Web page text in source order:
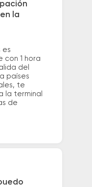
la
es
con 1 hora
del
países
te
la terminal
de